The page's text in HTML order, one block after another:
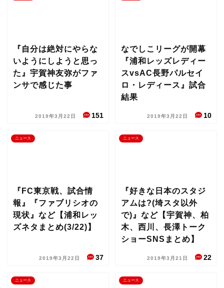
『自分は絶対にやらな
いようにしようと思っ
た』宇賀神友弥がファ
ンサで感じた事
2019年3月22日 151
なでしこリーグが開幕
『浦和レッズレディー
スvsAC長野パルセイ
ロ・レディース』試合
結果
2019年3月22日 10
ニュース
『FC東京戦、試合情
報』『ファブリシオの
現状』など【浦和レッ
ズネタまとめ(3/22)】
2019年3月22日 37
ニュース
『好きな日本のスタジ
アムは?(埼スタ以外
で)』など【宇賀神、柏
木、西川、長澤トーク
ショーSNSまとめ】
2019年3月21日 22
ニュース ニュース